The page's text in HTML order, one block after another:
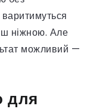
ніжною. Але
можливий —
для